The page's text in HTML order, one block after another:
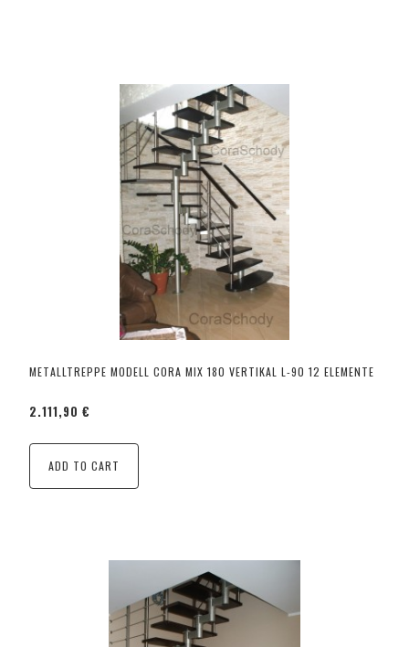
METALLTREPPE MODELL CORA MIX 180 VERTIKAL L-90 12 ELEMENTE
2.111,90 €
ADD TO CART